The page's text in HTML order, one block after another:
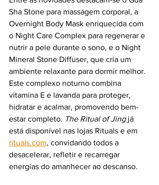
Sha Stone para massagem corporal, a
Overnight Body Mask enriquecida com
o Night Care Complex para regenerar e
nutrir a pele durante o sono, e o Night
Mineral Stone Diffuser, que cria um
ambiente relaxante para dormir melhor.
Este complexo noturno combina
vitamina E e lavanda para proteger,
hidratar e acalmar, promovendo bem-
estar completo. The Ritual of Jing já
está disponível nas lojas Rituals e em
rituals.com, convidando todos a
desacelerar, refletir e recarregar
energias do amanhecer ao descanso.